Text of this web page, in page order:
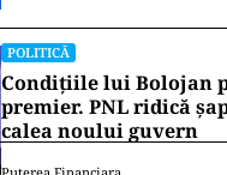
POLITICĂ
Condițiile lui Bolojan
premier. PNL ridică
calea noului guvern